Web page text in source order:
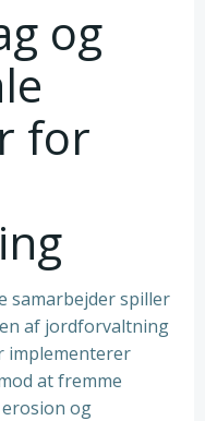
og
for
samarbejder spiller
af jordforvaltning
implementerer
at fremme
og